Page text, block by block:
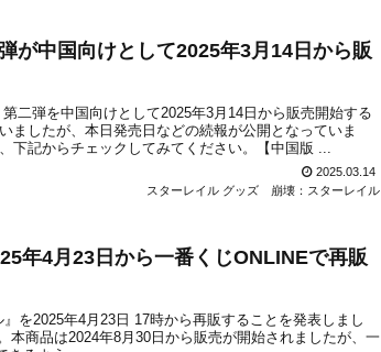
が中国向けとして2025年3月14日から販
二弾を中国向けとして2025年3月14日から販売開始する
ましたが、本日発売日などの続報が公開となっていま
下記からチェックしてみてください。【中国版 ...
2025.03.14
スターレイル グッズ
崩壊：スターレイル
年4月23日から一番くじONLINEで再販
を2025年4月23日 17時から再販することを発表しまし
本商品は2024年8月30日から販売が開始されましたが、一